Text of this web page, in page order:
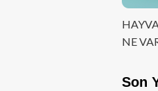
NE
Son